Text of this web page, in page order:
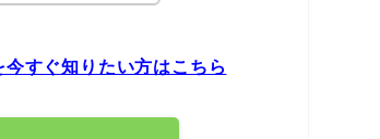
すぐ知りたい方はこちら